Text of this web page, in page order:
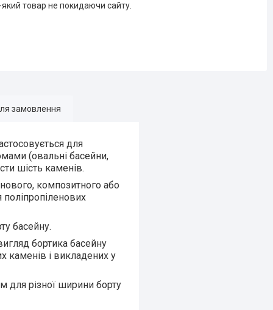
товар не покидаючи сайту.
замовлення
для
(овальні басейни,
шість каменів.
композитного або
басейну.
бортика басейну
каменів і викладених у
для різної ширини борту